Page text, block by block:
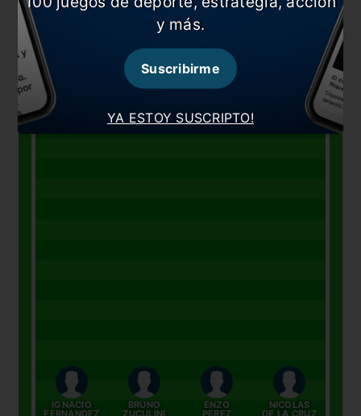
IGNACIO
FERNANDEZ
BRUNO
ZUCULINI
ENZO
PEREZ
NICOLAS
DE LA CRUZ
YA ESTOY SUSCRIPTO!
y más.
Suscribirme